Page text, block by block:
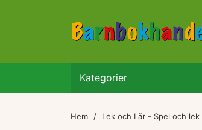
Kategorier
Hem Lek och Lär - Spel och lek